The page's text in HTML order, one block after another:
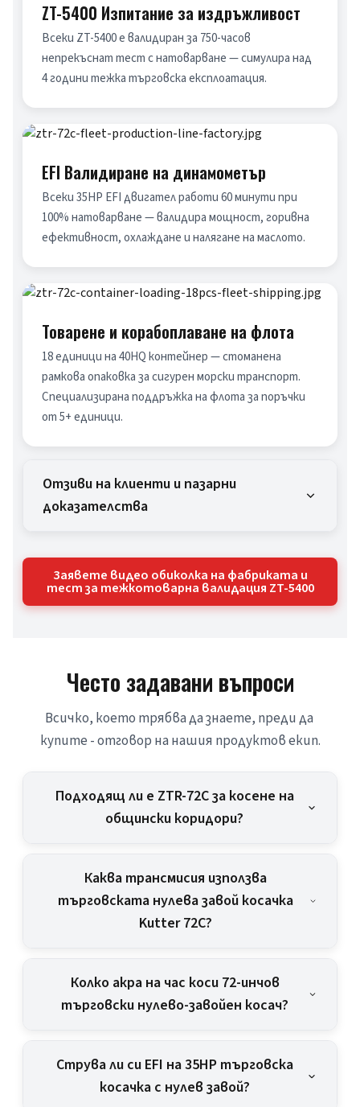
ZT-5400 Изпитание за издръжливост
Всеки ZT-5400 е валидиран за 750-часов
непрекъснат тест с натоварване — симулира над
4 години тежка търговска експлоатация.
EFI Валидиране на динамометър
Всеки 35HP EFI двигател работи 60 минути при
100% натоварване — валидира мощност, горивна
ефективност, охлаждане и налягане на маслото.
Товарене и корабоплаване на флота
18 единици на 40HQ контейнер — стоманена
рамкова опаковка за сигурен морски транспорт.
Специализирана поддръжка на флота за поръчки
от 5+ единици.
Отзиви на клиенти и пазарни
доказателства
Заявете видео обиколка на фабриката и
тест за тежкотоварна валидация ZT-5400
Често задавани въпроси
Всичко, което трябва да знаете, преди да
купите - отговор на нашия продуктов екип.
Подходящ ли е ZTR-72C за косене на
общински коридори?
Каква трансмисия използва
търговската нулева завой косачка
Kutter 72C?
Колко акра на час коси 72-инчов
търговски нулево-завойен косач?
Струва ли си EFI на 35HP търговска
косачка с нулев завой?